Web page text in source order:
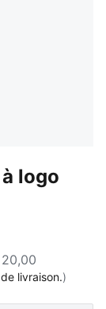
logo
livraison.)